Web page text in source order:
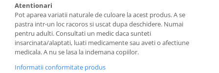
Atentionari
Pot aparea variatii naturale de culoare la acest produs. A se
pastra intr-un loc racoros si uscat dupa deschidere. Numai
pentru adulti. Consultati un medic daca sunteti
insarcinata/alaptati, luati medicamente sau aveti o afectiune
medicala. A nu se lasa la indemana copiilor.
Informatii conformitate produs